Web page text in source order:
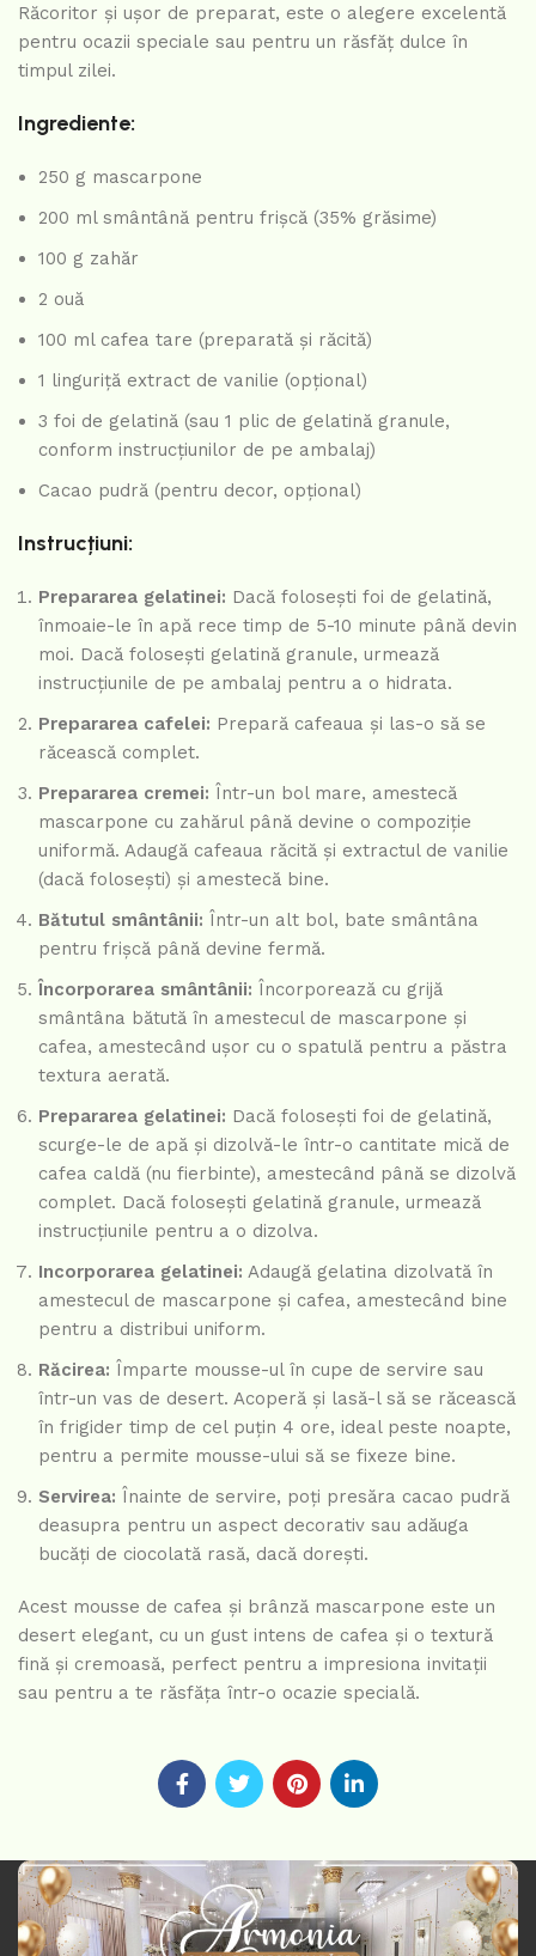
Răcoritor și ușor de preparat, este o alegere excelentă
pentru ocazii speciale sau pentru un răsfăț dulce în
timpul zilei.
Ingrediente:
250 g mascarpone
200 ml smântână pentru frișcă (35% grăsime)
100 g zahăr
2 ouă
100 ml cafea tare (preparată și răcită)
1 linguriță extract de vanilie (opțional)
3 foi de gelatină (sau 1 plic de gelatină granule,
conform instrucțiunilor de pe ambalaj)
Cacao pudră (pentru decor, opțional)
Instrucțiuni:
Prepararea gelatinei: Dacă folosești foi de gelatină,
înmoaie-le în apă rece timp de 5-10 minute până devin
moi. Dacă folosești gelatină granule, urmează
instrucțiunile de pe ambalaj pentru a o hidrata.
Prepararea cafelei: Prepară cafeaua și las-o să se
răcească complet.
Prepararea cremei: Într-un bol mare, amestecă
mascarpone cu zahărul până devine o compoziție
uniformă. Adaugă cafeaua răcită și extractul de vanilie
(dacă folosești) și amestecă bine.
Bătutul smântânii: Într-un alt bol, bate smântâna
pentru frișcă până devine fermă.
Încorporarea smântânii: Încorporează cu grijă
smântâna bătută în amestecul de mascarpone și
cafea, amestecând ușor cu o spatulă pentru a păstra
textura aerată.
Prepararea gelatinei: Dacă folosești foi de gelatină,
scurge-le de apă și dizolvă-le într-o cantitate mică de
cafea caldă (nu fierbinte), amestecând până se dizolvă
complet. Dacă folosești gelatină granule, urmează
instrucțiunile pentru a o dizolva.
Incorporarea gelatinei: Adaugă gelatina dizolvată în
amestecul de mascarpone și cafea, amestecând bine
pentru a distribui uniform.
Răcirea: Împarte mousse-ul în cupe de servire sau
într-un vas de desert. Acoperă și lasă-l să se răcească
în frigider timp de cel puțin 4 ore, ideal peste noapte,
pentru a permite mousse-ului să se fixeze bine.
Servirea: Înainte de servire, poți presăra cacao pudră
deasupra pentru un aspect decorativ sau adăuga
bucăți de ciocolată rasă, dacă dorești.
Acest mousse de cafea și brânză mascarpone este un
desert elegant, cu un gust intens de cafea și o textură
fină și cremoasă, perfect pentru a impresiona invitații
sau pentru a te răsfăța într-o ocazie specială.